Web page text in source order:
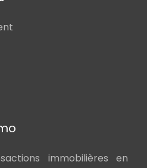
immobilières en